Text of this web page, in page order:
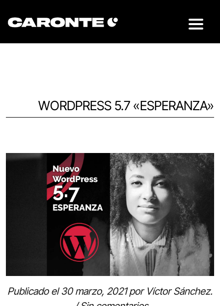
WORDPRESS 5.7 «ESPERANZA»
Publicado el30 marzo, 2021por Víctor Sánchez.